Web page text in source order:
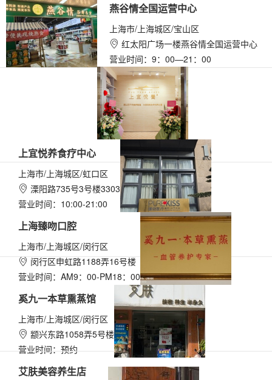
燕谷情全国运营中心
上海市/上海城区/宝山区
 红太阳广场一楼燕谷情全国运营中心
营业时间：9：00—21：00
上宜悦养食疗中心
上海市/上海城区/虹口区
 溧阳路735号3号楼3303
营业时间：10:00-21:00
上海臻吻口腔
上海市/上海城区/闵行区
闵行区申虹路1188弄16号楼
营业时间：AM9：00-PM18：00
奚九一本草熏蒸馆
上海市/上海城区/闵行区
 颛兴东路1058弄5号楼
营业时间：预约
艾肤美容养生店